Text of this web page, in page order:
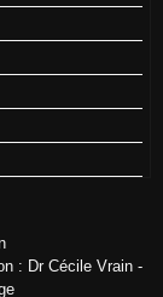
: Dr Cécile Vrain -